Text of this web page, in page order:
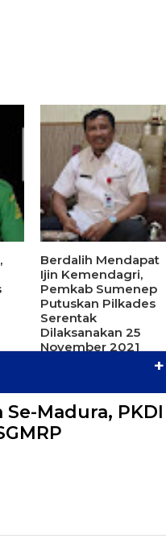
Berdalih Mendapat
Ijin Kemendagri,
Pemkab Sumenep
Putuskan Pilkades
Serentak
Dilaksanakan 25
November 2021
+
Madura, PKDI